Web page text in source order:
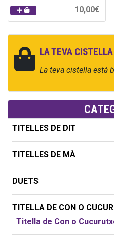
LA TEVA CISTELLA
La teva cistella està
TITELLES DE DIT
TITELLES DE MÀ
DUETS
TITELLA DE CON O
Titella de Con o
10,00€